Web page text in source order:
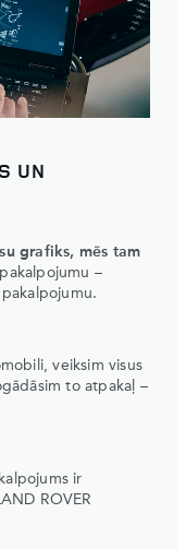
UN
grafiks, mēs tam
–
veiksim visus
to atpakaļ –
ir
ROVER